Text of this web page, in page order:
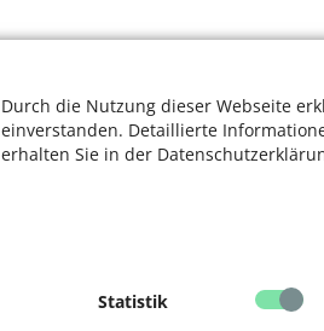
Durch die Nutzung dieser Webseite
einverstanden. Detaillierte
erhalten Sie in der
Statistik